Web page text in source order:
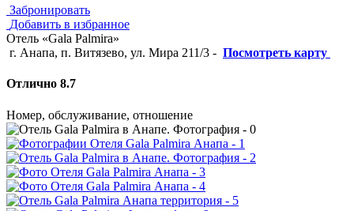
Забронировать
Добавить в избранное
Отель «Gala Palmira»
г. Анапа, п. Витязево, ул. Мира 211/3 - Посмотреть карту
Отлично 8.7
Номер, обслуживание, отношение